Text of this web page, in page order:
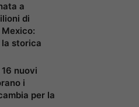
a
di
storica
16 nuovi
i
per la